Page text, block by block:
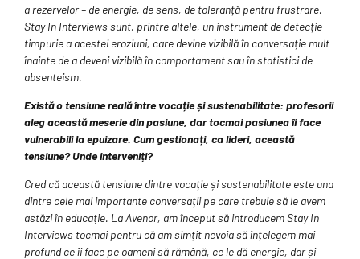
a rezervelor – de energie, de sens, de toleranță pentru frustrare.
Stay In Interviews sunt, printre altele, un instrument de detecție
timpurie a acestei eroziuni, care devine vizibilă în conversație mult
înainte de a deveni vizibilă în comportament sau în statistici de
absenteism.
Există o tensiune reală între vocație și sustenabilitate: profesorii
aleg această meserie din pasiune, dar tocmai pasiunea îi face
vulnerabili la epuizare. Cum gestionați, ca lideri, această
tensiune? Unde interveniți?
Cred că această tensiune dintre vocație și sustenabilitate este una
dintre cele mai importante conversații pe care trebuie să le avem
astăzi în educație. La Avenor, am început să introducem Stay In
Interviews tocmai pentru că am simțit nevoia să înțelegem mai
profund ce îi face pe oameni să rămână, ce le dă energie, dar și